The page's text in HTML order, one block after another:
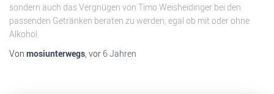
sondern auch das Vergnügen von Timo Weisheidinger bei den
passenden Getränken beraten zu werden, egal ob mit oder ohne
Alkohol.
Von mosiunterwegs , vor 6 Jahren